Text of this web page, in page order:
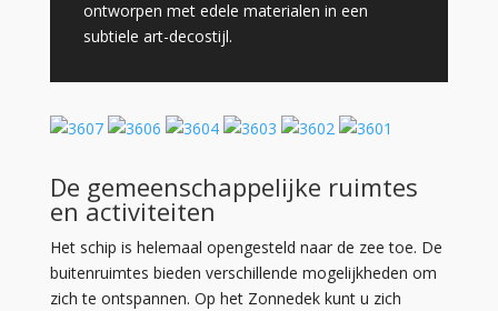
ontworpen met edele materialen in een
subtiele art-decostijl.
De gemeenschappelijke ruimtes
en activiteiten
Het schip is helemaal opengesteld naar de zee toe. De
buitenruimtes bieden verschillende mogelijkheden om
zich te ontspannen. Op het Zonnedek kunt u zich